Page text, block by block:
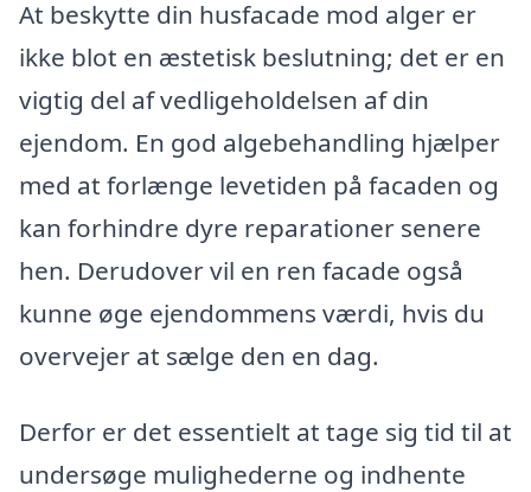
At beskytte din husfacade mod alger er
ikke blot en æstetisk beslutning; det er en
vigtig del af vedligeholdelsen af din
ejendom. En god algebehandling hjælper
med at forlænge levetiden på facaden og
kan forhindre dyre reparationer senere
hen. Derudover vil en ren facade også
kunne øge ejendommens værdi, hvis du
overvejer at sælge den en dag.
Derfor er det essentielt at tage sig tid til at
undersøge mulighederne og indhente